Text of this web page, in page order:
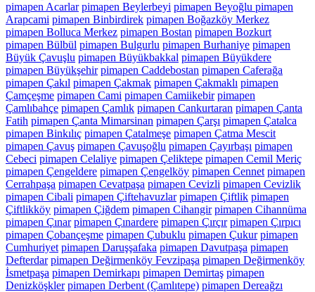
pimapen Acarlar pimapen Beylerbeyi pimapen Beyoğlu pimapen
Arapcami pimapen Binbirdirek pimapen Boğazköy Merkez
pimapen Bolluca Merkez pimapen Bostan pimapen Bozkurt
pimapen Bülbül pimapen Bulgurlu pimapen Burhaniye pimapen
Büyük Çavuşlu pimapen Büyükbakkal pimapen Büyükdere
pimapen Büyükşehir pimapen Caddebostan pimapen Caferağa
pimapen Çakıl pimapen Çakmak pimapen Çakmaklı pimapen
Çamçeşme pimapen Cami pimapen Camiikebir pimapen
Çamlıbahçe pimapen Çamlık pimapen Cankurtaran pimapen Çanta
Fatih pimapen Çanta Mimarsinan pimapen Çarşı pimapen Çatalca
pimapen Binkılıç pimapen Çatalmeşe pimapen Çatma Mescit
pimapen Çavuş pimapen Çavuşoğlu pimapen Çayırbaşı pimapen
Cebeci pimapen Celaliye pimapen Çeliktepe pimapen Cemil Meriç
pimapen Çengeldere pimapen Çengelköy pimapen Cennet pimapen
Cerrahpaşa pimapen Cevatpaşa pimapen Cevizli pimapen Cevizlik
pimapen Cibali pimapen Çiftehavuzlar pimapen Çiftlik pimapen
Çiftlikköy pimapen Çiğdem pimapen Cihangir pimapen Cihannüma
pimapen Çınar pimapen Çınardere pimapen Çırçır pimapen Çırpıcı
pimapen Çobançeşme pimapen Çubuklu pimapen Çukur pimapen
Cumhuriyet pimapen Daruşşafaka pimapen Davutpaşa pimapen
Defterdar pimapen Değirmenköy Fevzipaşa pimapen Değirmenköy
İsmetpaşa pimapen Demirkapı pimapen Demirtaş pimapen
Denizköşkler pimapen Derbent (Çamlıtepe) pimapen Dereağzı